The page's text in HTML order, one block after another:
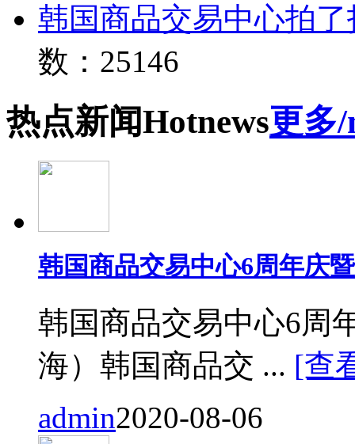
韩国商品交易中心拍
数：25146
热点新闻Hotnews更多
韩国商品交易中心6周年庆
韩国商品交易中心6周
海）韩国商品交 ... [查
admin2020-08-06